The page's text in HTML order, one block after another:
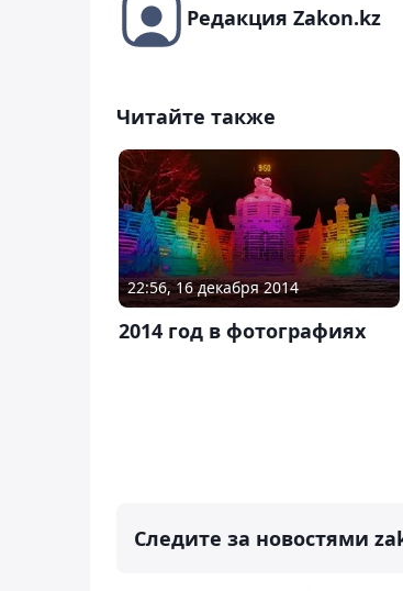
Редакция Zakon.kz
Читайте также
22:56, 16 декабря 2014
2014 год в фотографиях
Следите за новостями